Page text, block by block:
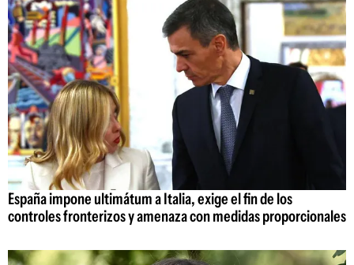
España impone ultimátum a Italia, exige el fin de los
controles fronterizos y amenaza con medidas proporcionales